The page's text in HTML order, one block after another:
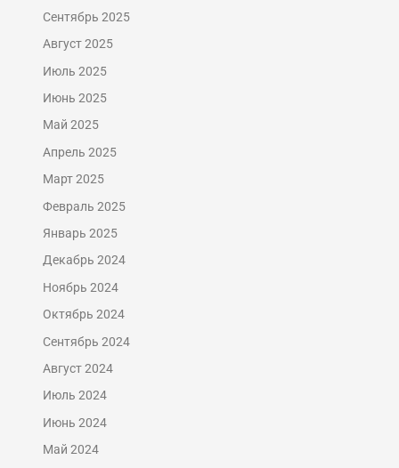
Сентябрь 2025
Август 2025
Июль 2025
Июнь 2025
Май 2025
Апрель 2025
Март 2025
Февраль 2025
Январь 2025
Декабрь 2024
Ноябрь 2024
Октябрь 2024
Сентябрь 2024
Август 2024
Июль 2024
Июнь 2024
Май 2024